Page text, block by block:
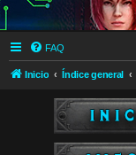
FAQ
Inicio Índice general